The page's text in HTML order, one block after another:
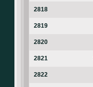
2818
2819
2820
2821
2822